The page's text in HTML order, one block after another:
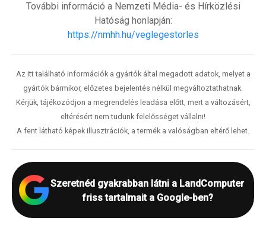
További információ a Nemzeti Média- és Hírközlési
Hatóság honlapján:
https://nmhh.hu/veglegestorles
Az itt található információk a gyártók által megadott adatok, melyet a
gyártók bármikor, előzetes bejelentés nélkül megváltoztathatnak.
Kérjük, tájékozódjon a megrendelés leadása előtt, mert a változásért,
eltérésért nem tudunk felelősséget vállalni!
A fent látható képek illusztrációk, a termék a valóságban eltérő lehet.
Szeretnéd gyakrabban látni a LandComputer
friss tartalmait a Google-ben?